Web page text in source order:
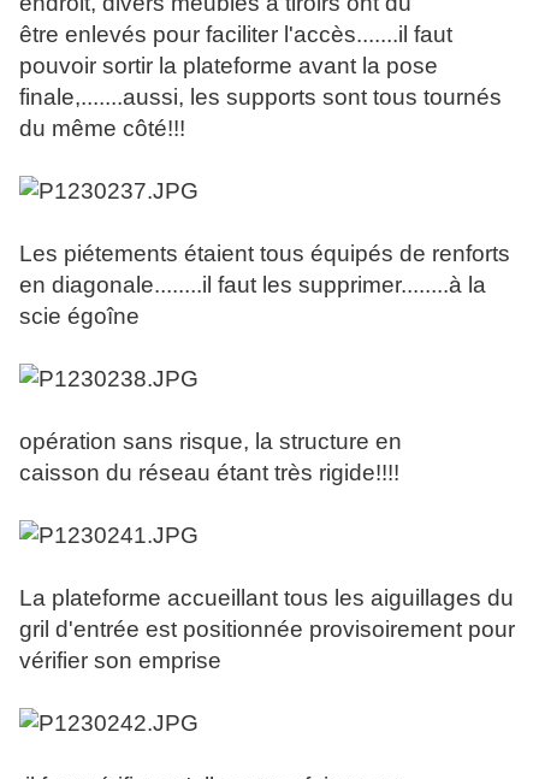
être enlevés pour faciliter l'accès.......il faut
pouvoir sortir la plateforme avant la pose
finale,.......aussi, les supports sont tous tournés
du même côté!!!
Les piétements étaient tous équipés de renforts
en diagonale........il faut les supprimer........à la
scie égoîne
opération sans risque, la structure en
caisson du réseau étant très rigide!!!!
La plateforme accueillant tous les aiguillages du
gril d'entrée est positionnée provisoirement pour
vérifier son emprise